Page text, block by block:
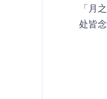
「月
处皆